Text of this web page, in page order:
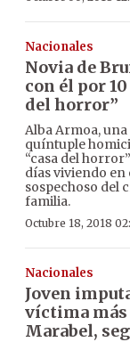
Nacionales
Novia de
con él por
del horror”
Alba Armoa,
quíntuple
“casa del
días viviendo
sospechoso del
familia.
Octubre 18, 2018
Nacionales
Joven
víctima más
Marabel,